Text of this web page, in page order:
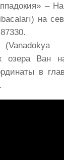
–
на
озера Ван
в